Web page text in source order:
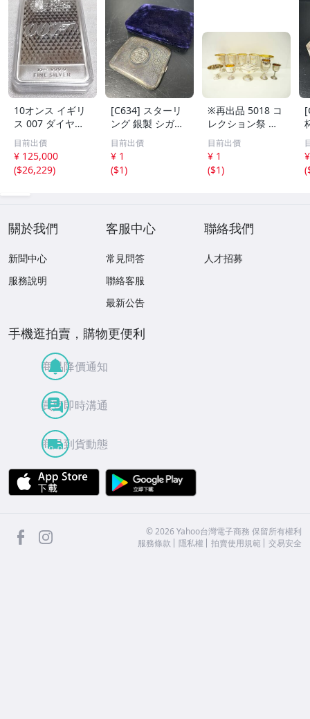
10オンス イギリ
ス 007 ダイヤモ
ンドは永遠に 純
銀 バー
目前出價
¥ 125,000
($26,229)
[C634] スターリ
ング 銀製 シガレ
ットケース 118g
アンティーク シ
ルバー ヴィンテ
ージ レトロ ケー
目前出價
¥ 1
($1)
※再出品 5018 コ
レクション祭 銀
製 Silver 刻印 ト
ロフィー 8点 691
g 無刻印 2点
目前出價
¥ 1
($1)
(
關於我們
新聞中心
服務說明
客服中心
常見問答
聯絡客服
最新公告
聯絡我們
人才招募
手機逛拍賣，購物更便利
商品降價通知
買賣即時溝通
商品到貨動態
APP Store
facebook ©2026 Yahoo台灣電子商務 保留所有權利
服務條款
隱私權 拍賣使用規範 交易安全